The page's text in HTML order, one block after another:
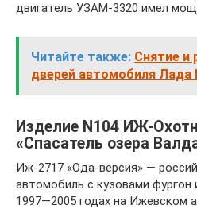
двигатель УЗАМ-3320 имел
Читайте также: Снятие и
дверей автомобиля Лада
Изделие N104 ИЖ-
«Спасатель озера
Иж-2717 «Ода-версия» —
автомобиль с кузовами фургон
1997—2005 годах на Ижевском